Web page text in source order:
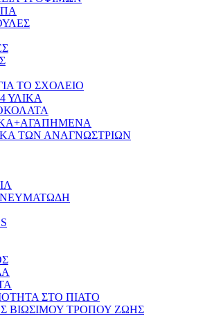
ΤΟ ΣΧΟΛΕΙΟ
ΥΛΙΚΑ
ΤΩΝ ΑΝΑΓΝΩΣΤΡΙΩΝ
ΣΤΟ ΠΙΑΤΟ
ΒΙΩΣΙΜΟΥ ΤΡΟΠΟΥ ΖΩΗΣ